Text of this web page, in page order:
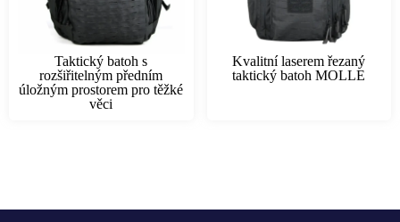
Taktický batoh s
rozšiřitelným předním
úložným prostorem pro těžké
věci
Kvalitní laserem řezaný
taktický batoh MOLLE